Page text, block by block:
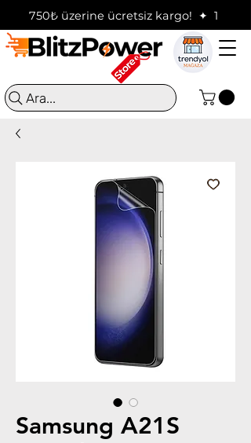
750₺ üzerine ücretsiz kargo!  ✦
Ara...
Samsung A21S